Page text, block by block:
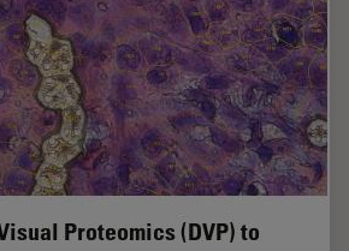
Proteomics (DVP) to